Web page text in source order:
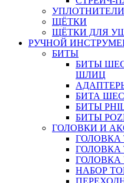
УПЛОТНИТЕЛИ
ЩЁТКИ
ЩЁТКИ ДЛЯ
РУЧНОЙ
БИТЫ
БИТЫ
ШЛИЦ
БИТА
БИТЫ
БИТЫ
ГОЛОВКИ И
ГОЛОВКА
ГОЛОВКА
ГОЛОВКА
НАБОР